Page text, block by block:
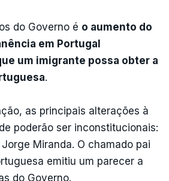
do Governo é o aumento do
em Portugal
um imigrante possa obter a
.
as principais alterações à
poderão ser inconstitucionais:
Miranda. O chamado pai
emitiu um parecer a
do Governo.